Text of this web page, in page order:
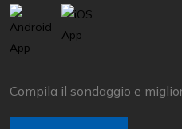
Compila il sondaggio e